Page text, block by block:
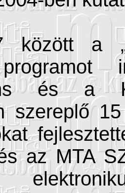
között a
és a
szereplő
az MTA